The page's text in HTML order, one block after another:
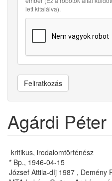
lett kitalálva).
Feliratkozás
Agárdi Péter
kritikus, irodalomtörténész
* Bp., 1946-04-15
Jó­zsef At­ti­la-díj 1987 , Demény